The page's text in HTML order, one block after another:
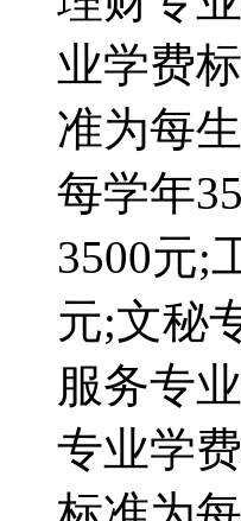
业学费
准为每
每学年
3500元;
元;文秘
服务专
专业学